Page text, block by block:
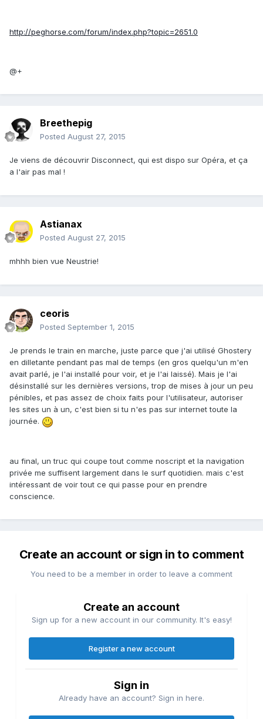
http://peghorse.com/forum/index.php?topic=2651.0
@+
Breethepig
Posted August 27, 2015
Je viens de découvrir Disconnect, qui est dispo sur Opéra, et ça
a l'air pas mal !
Astianax
Posted August 27, 2015
mhhh bien vue Neustrie!
ceoris
Posted September 1, 2015
Je prends le train en marche, juste parce que j'ai utilisé Ghostery
en dilletante pendant pas mal de temps (en gros quelqu'un m'en
avait parlé, je l'ai installé pour voir, et je l'ai laissé). Mais je l'ai
désinstallé sur les dernières versions, trop de mises à jour un peu
pénibles, et pas assez de choix faits pour l'utilisateur, autoriser
les sites un à un, c'est bien si tu n'es pas sur internet toute la
journée.
au final, un truc qui coupe tout comme noscript et la navigation
privée me suffisent largement dans le surf quotidien. mais c'est
intéressant de voir tout ce qui passe pour en prendre
conscience.
Create an account or sign in to comment
You need to be a member in order to leave a comment
Create an account
Sign up for a new account in our community. It's easy!
Register a new account
Sign in
Already have an account? Sign in here.